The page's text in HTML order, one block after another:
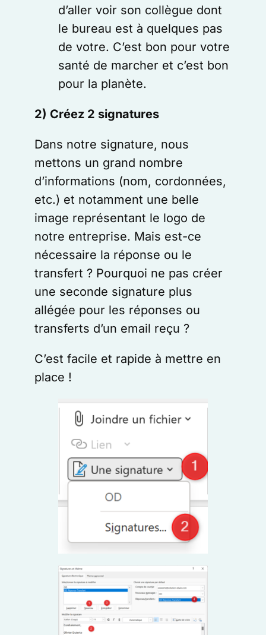
d’aller voir son collègue dont
le bureau est à quelques pas
de votre. C’est bon pour votre
santé de marcher et c’est bon
pour la planète.
2) Créez 2 signatures
Dans notre signature, nous
mettons un grand nombre
d’informations (nom, cordonnées,
etc.) et notamment une belle
image représentant le logo de
notre entreprise. Mais est-ce
nécessaire la réponse ou le
transfert ? Pourquoi ne pas créer
une seconde signature plus
allégée pour les réponses ou
transferts d’un email reçu ?
C’est facile et rapide à mettre en
place !